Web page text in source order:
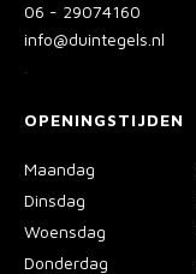
06 - 29074160
info@duintegels.nl
OPENINGSTIJDEN
Maandag
Dinsdag
Woensdag
Donderdag